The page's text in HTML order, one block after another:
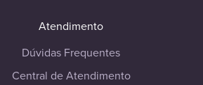
Atendimento
Dúvidas Frequentes
Central de Atendimento